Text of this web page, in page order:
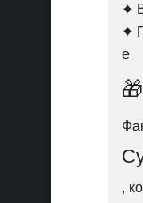
✦
✦
е
,